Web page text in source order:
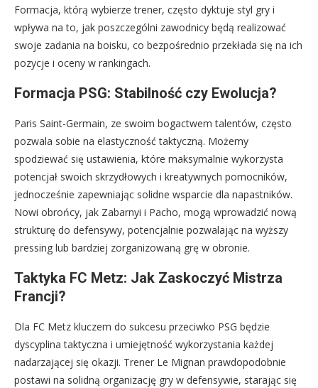
Formacja, którą wybierze trener, często dyktuje styl gry i
wpływa na to, jak poszczególni zawodnicy będą realizować
swoje zadania na boisku, co bezpośrednio przekłada się na ich
pozycje i oceny w rankingach.
Formacja PSG: Stabilność czy Ewolucja?
Paris Saint-Germain, ze swoim bogactwem talentów, często
pozwala sobie na elastyczność taktyczną. Możemy
spodziewać się ustawienia, które maksymalnie wykorzysta
potencjał swoich skrzydłowych i kreatywnych pomocników,
jednocześnie zapewniając solidne wsparcie dla napastników.
Nowi obrońcy, jak Zabarnyi i Pacho, mogą wprowadzić nową
strukturę do defensywy, potencjalnie pozwalając na wyższy
pressing lub bardziej zorganizowaną grę w obronie.
Taktyka FC Metz: Jak Zaskoczyć Mistrza
Francji?
Dla FC Metz kluczem do sukcesu przeciwko PSG będzie
dyscyplina taktyczna i umiejętność wykorzystania każdej
nadarzającej się okazji. Trener Le Mignan prawdopodobnie
postawi na solidną organizację gry w defensywie, starając się